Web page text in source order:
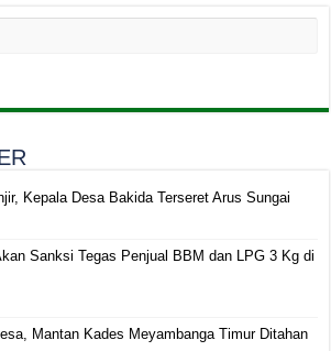
Kepala Desa Bakida Terseret Arus Sungai
Sanksi Tegas Penjual BBM dan LPG 3 Kg di
Mantan Kades Meyambanga Timur Ditahan